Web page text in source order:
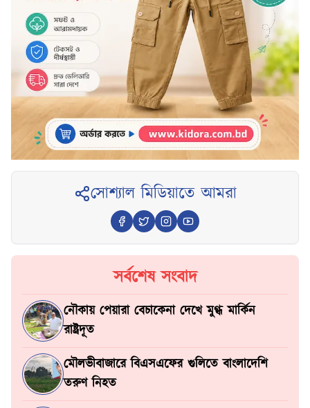
সোশ্যাল মিডিয়াতে আমরা
সর্বশেষ সংবাদ
নৌকায় পেয়ারা বেচাকেনা দেখে মুগ্ধ মার্কিন
রাষ্ট্রদূত
মৌলভীবাজারে বিএসএফের গুলিতে বাংলাদেশি
তরুণ নিহত